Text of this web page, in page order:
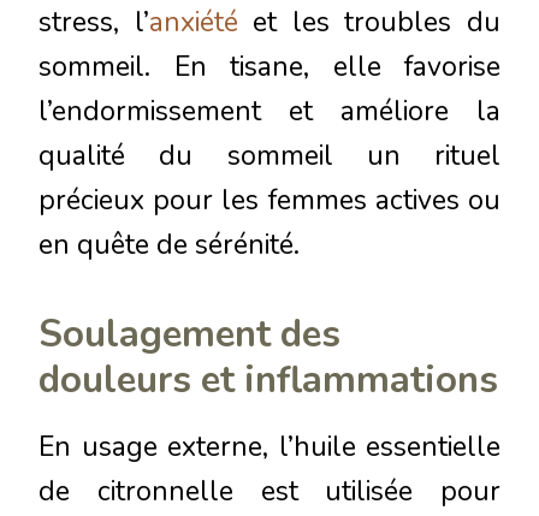
stress, l’anxiété et les troubles du
sommeil. En tisane, elle favorise
l’endormissement et améliore la
qualité du sommeil un rituel
précieux pour les femmes actives ou
en quête de sérénité.
Soulagement des
douleurs et inflammations
En usage externe, l’huile essentielle
de citronnelle est utilisée pour